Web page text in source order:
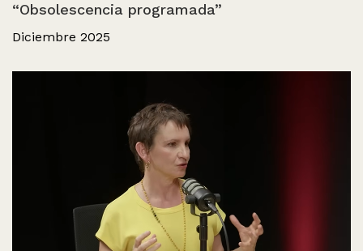
“Obsolescencia programada”
Diciembre 2025